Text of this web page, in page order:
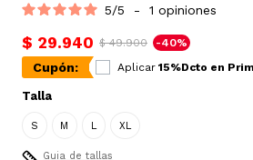
5/5 - 1 opiniones
$ 29.940 $ 49.900 -40%
Cupón: Aplicar 15%Dcto en
Talla
S M L XL
Guia de tallas